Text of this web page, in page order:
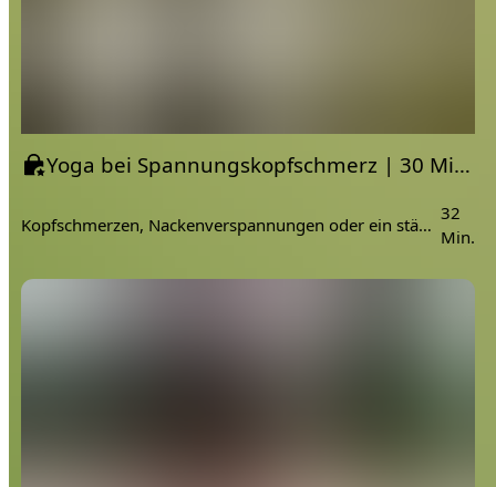
Yoga bei Spannungskopfschmerz | 30 Min. Erdung, Balance & Entspannung
Kopfschmerzen, Nackenverspannungen oder ein ständiges Gedankenkarussell? In dieser ruhigen, aber fokussierten 30-minütigen Hatha-Yoga-Einheit ziehen wir die Energie ganz bewusst aus dem Kopf nach unten in den Körper.
32
Min.